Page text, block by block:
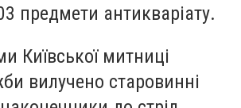
предмети антикваріату.
Київської митниці
вилучено старовинні